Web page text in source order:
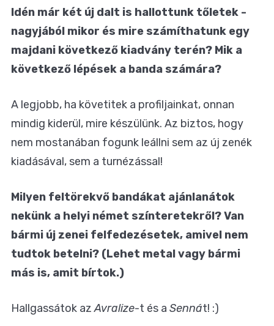
Idén már két új dalt is hallottunk tőletek -
nagyjából mikor és mire számíthatunk egy
majdani következő kiadvány terén? Mik a
következő lépések a banda számára?
A legjobb, ha követitek a profiljainkat, onnan
mindig kiderül, mire készülünk. Az biztos, hogy
nem mostanában fogunk leállni sem az új zenék
kiadásával, sem a turnézással!
Milyen feltörekvő bandákat ajánlanátok
nekünk a helyi német színteretekről? Van
bármi új zenei felfedezésetek, amivel nem
tudtok betelni? (Lehet metal vagy bármi
más is, amit bírtok.)
Hallgassátok azAvralize-t és a Sennát! :)